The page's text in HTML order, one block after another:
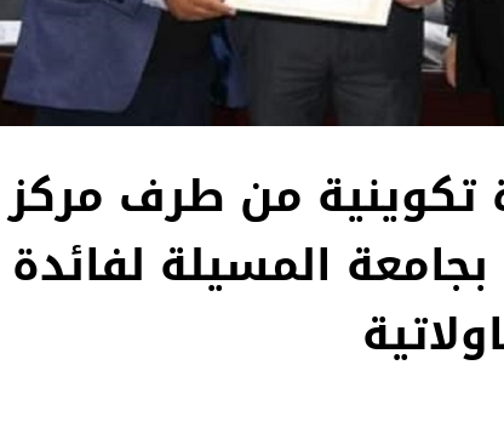
تكوينية من طرف
بجامعة المسيلة